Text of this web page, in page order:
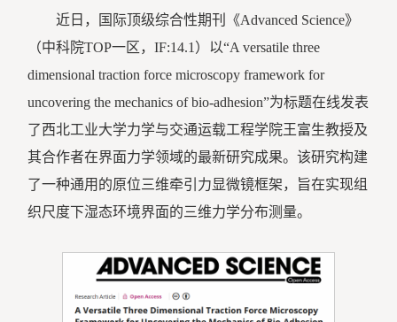
近日，国际顶级综合性期刊《Advanced Science》
（中科院TOP一区，IF:14.1）以“A versatile three
dimensional traction force microscopy framework for
uncovering the mechanics of bio-adhesion”为标题在线发表
了西北工业大学力学与交通运载工程学院王富生教授及
其合作者在界面力学领域的最新研究成果。该研究构建
了一种通用的原位三维牵引力显微镜框架，旨在实现组
织尺度下湿态环境界面的三维力学分布测量。